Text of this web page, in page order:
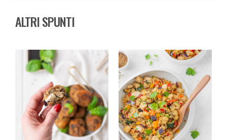
ALTRI SPUNTI